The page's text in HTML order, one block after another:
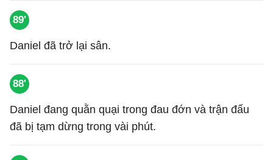
89'
Daniel đã trở lại sân.
88'
Daniel đang quằn quại trong đau đớn và trận đấu
đã bị tạm dừng trong vài phút.